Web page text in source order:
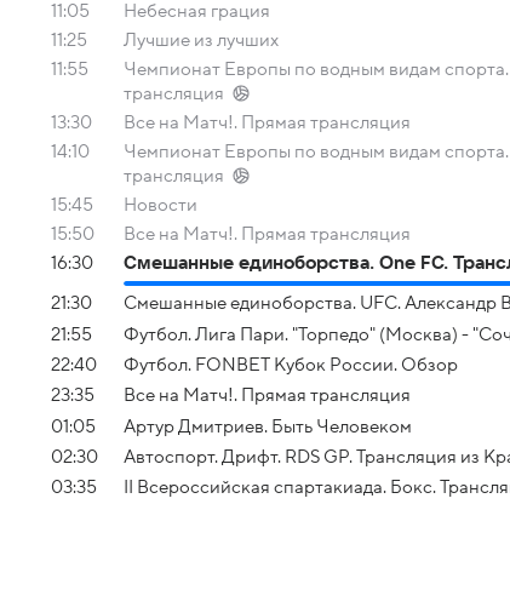
11:05
Небесная грация
11:25
Лучшие из лучших
11:55
Чемпионат Европы по водным видам
трансляция
13:30
Все на Матч!. Прямая трансляция
14:10
Чемпионат Европы по водным видам
трансляция
15:45
Новости
15:50
Все на Матч!. Прямая трансляция
16:30
Смешанные единоборства. One FC.
21:30
Смешанные единоборства. UFC. Александр
21:55
Футбол. Лига Пари. "Торпедо" (Москва) -
22:40
Футбол. FONBET Кубок России. Обзор
23:35
Все на Матч!. Прямая трансляция
01:05
Артур Дмитриев. Быть Человеком
02:30
Автоспорт. Дрифт. RDS GP. Трансляция из
03:35
II Всероссийская спартакиада. Бокс.